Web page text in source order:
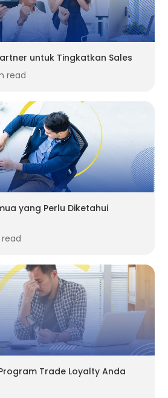
untuk Tingkatkan Sales
read
yang Perlu Diketahui
read
Trade Loyalty Anda